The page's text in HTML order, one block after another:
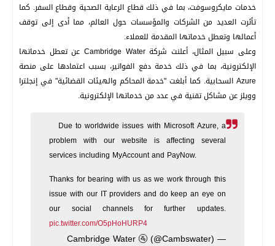
خدمات مايكروسوفت، بما في ذلك قطاع الرعاية الصحية وقطاع السفر. كما
تأثرت العديد من الشركات والمؤسسات حول العالم، مما أدى إلى توقف
أعمالها وتعطل خدماتها المقدمة للعملاء.
وعلى سبيل المثال، أعلنت شركة Cambridge Water عن تعطل خدماتها
الإلكترونية، بما في ذلك خدمة دفع الفواتير، بسبب اعتمادها على منصة
Azure السحابية. كما أبلغت "خدمة المحاكم والهيئات القضائية" في إنجلترا
وويلز عن مشاكل تقنية في عدد من خدماتها الإلكترونية.
Due to worldwide issues with Microsoft Azure, a
problem with our website is affecting several
services including MyAccount and PayNow.
Thanks for bearing with us as we work through this
issue with our IT providers and do keep an eye on
our social channels for further updates.
pic.twitter.com/O5pHoHURP4
— Cambridge Water 🚰 (@Cambswater)